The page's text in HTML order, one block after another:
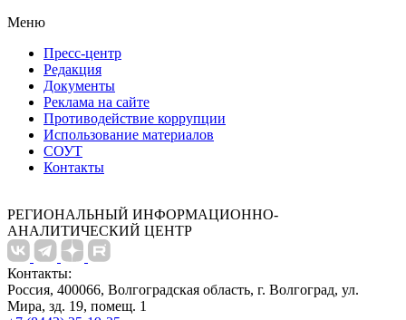
Меню
Пресс-центр
Редакция
Документы
Реклама на сайте
Противодействие коррупции
Использование материалов
СОУТ
Контакты
РЕГИОНАЛЬНЫЙ ИНФОРМАЦИОННО-
АНАЛИТИЧЕСКИЙ ЦЕНТР
Контакты:
Россия, 400066, Волгоградская область, г. Волгоград, ул.
Мира, зд. 19, помещ. 1